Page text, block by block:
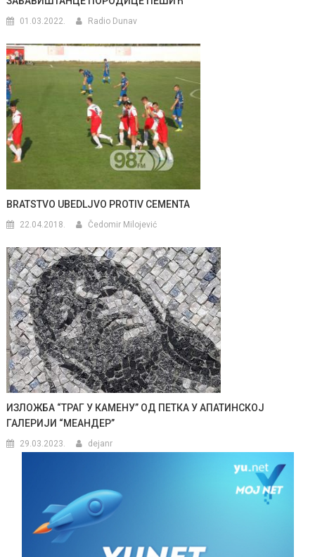
01.03.2022. Radio Dunav
BRATSTVO UBEDLJVO PROTIV CEMENTA
22.04.2018. Čedomir Milojević
ИЗЛОЖБА “ТРАГ У КАМЕНУ” ОД ПЕТКА У АПАТИНСКОЈ
ГАЛЕРИЈИ “МЕАНДЕР”
29.03.2023. dejanr